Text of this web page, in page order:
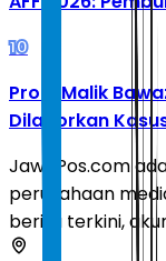
10
Profil Malik
Dilaporkan
JawaPos.com
perusahaan
berita terkini,